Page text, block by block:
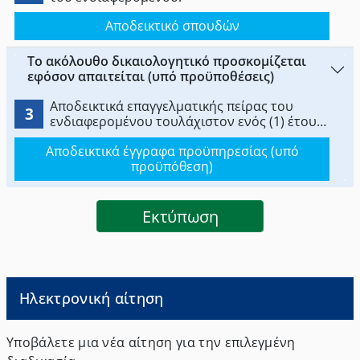
Αποδεικτικό σπουδών
Το ακόλουθο δικαιολογητικό προσκομίζεται
εφόσον απαιτείται (υπό προϋποθέσεις)
3
Αποδεικτικά επαγγελματικής πείρας του
ενδιαφερομένου τουλάχιστον ενός (1) έτους
στο διάστημα των τελευταίων δέκα (10) ετών
που προηγούνται της παροχής υπηρεσιών
στην Ελλάδα.
Αποδεικτικά έγγραφα προϋπηρεσίας (υπό
προϋπόθεση)
Eκτύπωση
Ηλεκτρονική αίτηση
Υποβάλετε μια νέα αίτηση για την επιλεγμένη